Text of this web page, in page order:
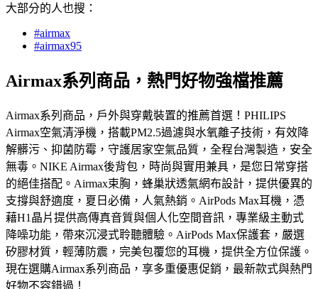
大部分的人也搜：
#airmax
#airmax95
Airmax系列商品，熱門好物強檔推薦
Airmax系列商品，戶外與穿戴裝置的推薦首選！PHILIPS
Airmax空氣清淨機，搭載PM2.5過濾與水氧離子技術，有效降
解髒污、抑菌防霉，守護居家空氣品質，全程台灣製造，安全
無毒。NIKE Airmax後背包，時尚與實用兼具，是您日常穿搭
的絕佳搭配。Airmax束胸，蜂巢狀透氣網布設計，提供優異的
支撐與舒適度，夏日必備，人氣熱銷。AirPods Max耳機，憑
藉H1晶片提供高傳真音質與個人化空間音訊，專業級主動式
降噪功能，帶來沉浸式聆聽體驗。AirPods Max保護套，嚴選
矽膠材質，輕薄防震，完美包覆您的耳機，提供全方位保護。
現在選購Airmax系列商品，享多重優惠促銷，最新款式與熱門
好物不容錯過！